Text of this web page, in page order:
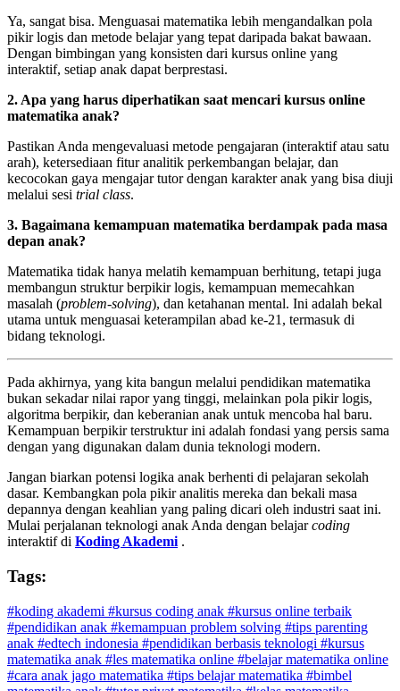
Ya, sangat bisa. Menguasai matematika lebih mengandalkan pola
pikir logis dan metode belajar yang tepat daripada bakat bawaan.
Dengan bimbingan yang konsisten dari kursus online yang
interaktif, setiap anak dapat berprestasi.
2. Apa yang harus diperhatikan saat mencari kursus online
matematika anak?
Pastikan Anda mengevaluasi metode pengajaran (interaktif atau satu
arah), ketersediaan fitur analitik perkembangan belajar, dan
kecocokan gaya mengajar tutor dengan karakter anak yang bisa diuji
melalui sesi trial class.
3. Bagaimana kemampuan matematika berdampak pada masa
depan anak?
Matematika tidak hanya melatih kemampuan berhitung, tetapi juga
membangun struktur berpikir logis, kemampuan memecahkan
masalah (problem-solving), dan ketahanan mental. Ini adalah bekal
utama untuk menguasai keterampilan abad ke-21, termasuk di
bidang teknologi.
Pada akhirnya, yang kita bangun melalui pendidikan matematika
bukan sekadar nilai rapor yang tinggi, melainkan pola pikir logis,
algoritma berpikir, dan keberanian anak untuk mencoba hal baru.
Kemampuan berpikir terstruktur ini adalah fondasi yang persis sama
dengan yang digunakan dalam dunia teknologi modern.
Jangan biarkan potensi logika anak berhenti di pelajaran sekolah
dasar. Kembangkan pola pikir analitis mereka dan bekali masa
depannya dengan keahlian yang paling dicari oleh industri saat ini.
Mulai perjalanan teknologi anak Anda dengan belajarcoding
interaktif di Koding Akademi .
Tags:
#koding akademi #kursus coding anak #kursus online terbaik
#pendidikan anak #kemampuan problem solving #tips parenting
anak #edtech indonesia #pendidikan berbasis teknologi #kursus
matematika anak #les matematika online #belajar matematika online
#cara anak jago matematika #tips belajar matematika #bimbel